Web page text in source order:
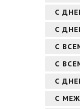
С
С
С
С
С
С